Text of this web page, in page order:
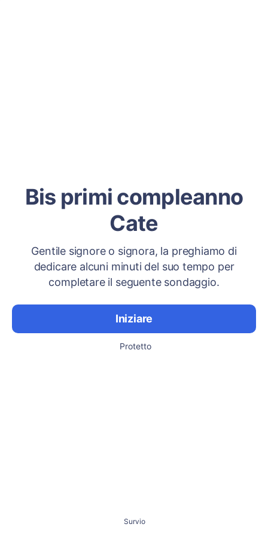
Bis primi compleanno
Cate
Gentile signore o signora, la preghiamo di
dedicare alcuni minuti del suo tempo per
completare il seguente sondaggio.
Iniziare
Protetto
Survio